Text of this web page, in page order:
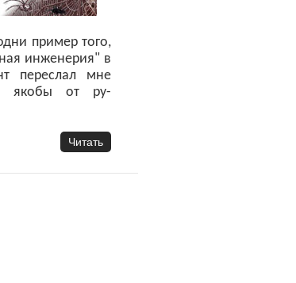
пример того,
инженерия" в
переслал мне
якобы от ру-
Читать